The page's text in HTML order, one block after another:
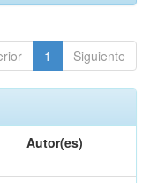
1 Siguiente
Autor(es)